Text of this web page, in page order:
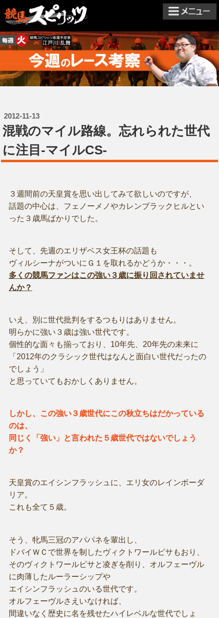
2012-11-13
混戦のマイル路線。忘れられた世代
に注目-マイルCS-
３週間前の天皇賞を思い出してみて欲しいのですが、
話題の中心は、フェノーメノやカレンブラックヒルとい
った３歳馬ばかりでした。
そして、先週のエリザベス女王杯の話題も
ヴィルシーナがついにＧ１を取れるかどうか・・・。
多くの競馬ファンはこの強い３歳に振り回されていませ
んか？
いえ、別に世代批判をするつもりはありません。
明らかに強い３歳は強い世代です。
個性的な面々も揃っており、10年先、20年先の未来に
「2012年のクラシック世代はなんと面白い世代だったの
でしょう」
と思っていてもおかしくありません。
しかし、この強い３歳世代にこの秋立ちはだかっている
のは、
同じく「強い」と言われた５歳世代ではないでしょう
か？
天皇賞のエイシンフラッシュに、エリ女のレインボーダ
リア。
これも全て５歳。
そう、牝馬三冠のアパパネを輩出し、
ドバイＷＣで世界を制したヴィクトワールピサもおり、
そのヴィクトワールピサと凌ぎを削り、オルフェーヴル
に肉薄したルーラーシップや
エイシンフラッシュのいる世代です。
オルフェーヴルさえいなければ、
間違いなく歴史に名を残せたハイレベルな世代でしょ